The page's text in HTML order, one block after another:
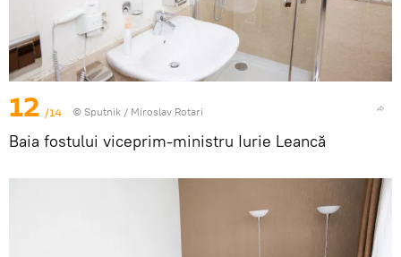
12 /14 © Sputnik / Miroslav Rotari
Baia fostului viceprim-ministru Iurie Leancă